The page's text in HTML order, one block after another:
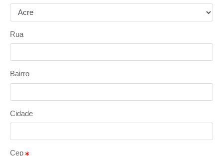
Rua
Bairro
Cidade
Cep